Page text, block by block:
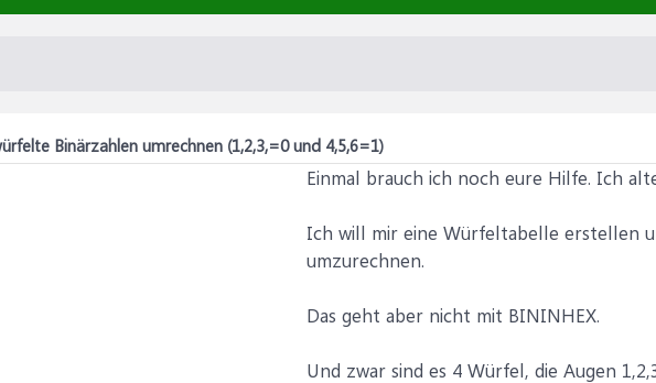
Binärzahlen umrechnen (1,2,3,=0 und 4,5,6=1)
Einmal brauch ich noch eure Hilfe. Ich
Ich will mir eine Würfeltabelle erstellen
umzurechnen.
Das geht aber nicht mit BININHEX.
Und zwar sind es 4 Würfel, die Augen